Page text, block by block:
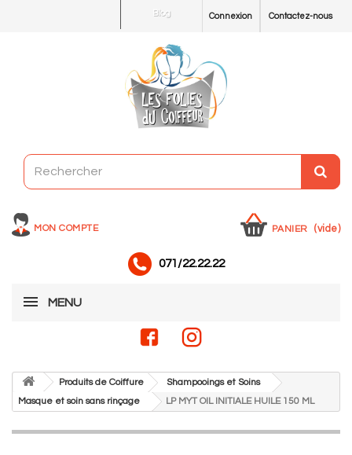
Contactez-nous
Connexion
Blog
MON COMPTE PANIER (vide)
071/22.22.22
MENU
Produits de Coiffure
Shampooings et Soins
Masque et soin sans rinçage
LP MYT OIL INITIALE HUILE 150 ML